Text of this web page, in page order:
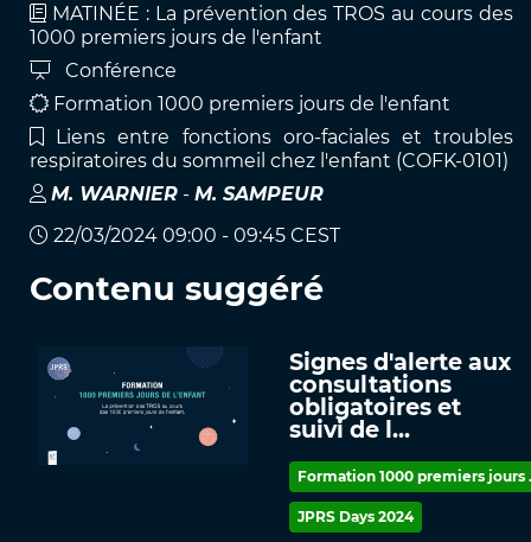
MATINÉE : La prévention des TROS au cours des
1000 premiers jours de l'enfant
Conférence
Formation 1000 premiers jours de l'enfant
Liens entre fonctions oro-faciales et troubles
respiratoires du sommeil chez l'enfant (COFK-0101)
M. WARNIER - M. SAMPEUR
22/03/2024 09:00 - 09:45 CEST
Contenu suggéré
Signes d'alerte aux
consultations
obligatoires et
suivi de l...
Formation 1000 premiers jours
JPRS Days 2024